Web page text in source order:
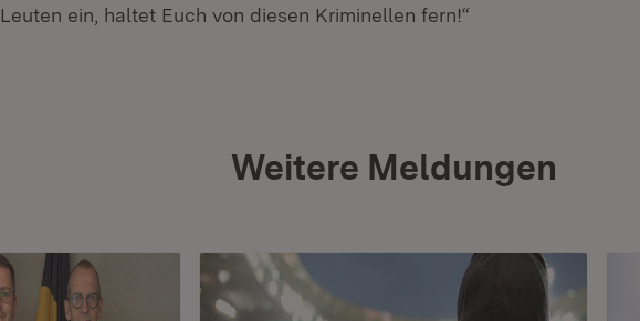
Leuten ein, haltet Euch von diesen Kriminellen fern!“
Weitere Meldungen